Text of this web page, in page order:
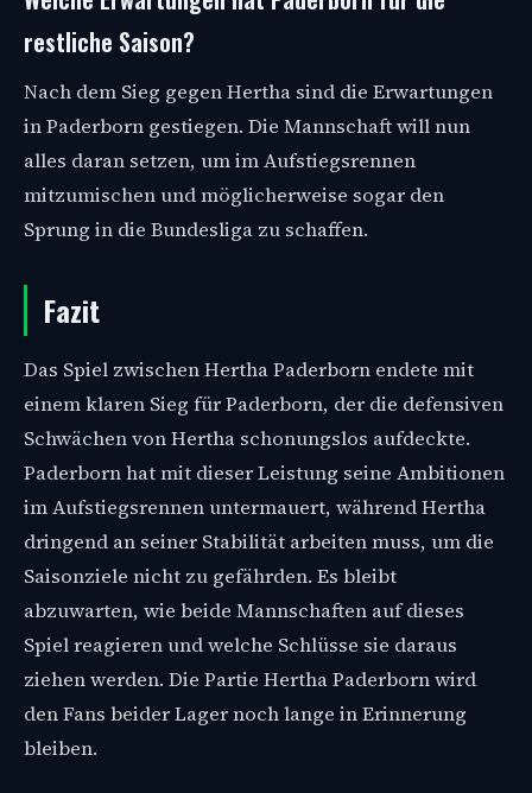
restliche Saison?
Nach dem Sieg gegen Hertha sind die Erwartungen
in Paderborn gestiegen. Die Mannschaft will nun
alles daran setzen, um im Aufstiegsrennen
mitzumischen und möglicherweise sogar den
Sprung in die Bundesliga zu schaffen.
Fazit
Das Spiel zwischen Hertha Paderborn endete mit
einem klaren Sieg für Paderborn, der die defensiven
Schwächen von Hertha schonungslos aufdeckte.
Paderborn hat mit dieser Leistung seine Ambitionen
im Aufstiegsrennen untermauert, während Hertha
dringend an seiner Stabilität arbeiten muss, um die
Saisonziele nicht zu gefährden. Es bleibt
abzuwarten, wie beide Mannschaften auf dieses
Spiel reagieren und welche Schlüsse sie daraus
ziehen werden. Die Partie Hertha Paderborn wird
den Fans beider Lager noch lange in Erinnerung
bleiben.